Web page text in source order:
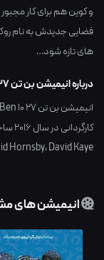
و کوین هم برای کار
فضایی جدیدش به نام روک
های تازه شود…
درباره انیمیشن بن تن 27
انیمیشن بن تن 27 Ben 10 محصول کشور
کارگردانی در سال2016
Hornsby،David Kaye
انیمیشن های